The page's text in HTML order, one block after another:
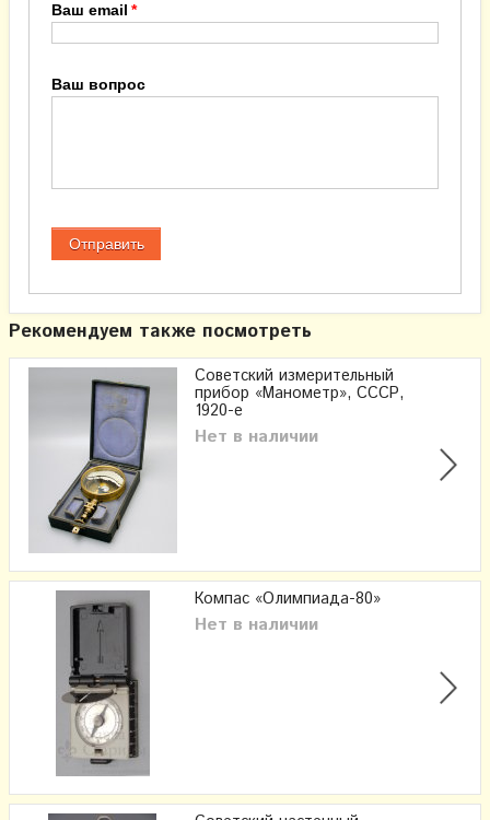
Ваш email
Ваш вопрос
Рекомендуем также посмотреть
Советский измерительный
прибор «Манометр», СССР,
1920-е
Нет в наличии
Компас «Олимпиада-80»
Нет в наличии